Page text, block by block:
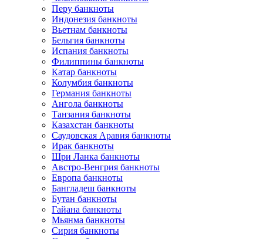
Перу банкноты
Индонезия банкноты
Вьетнам банкноты
Бельгия банкноты
Испания банкноты
Филиппины банкноты
Катар банкноты
Колумбия банкноты
Германия банкноты
Ангола банкноты
Танзания банкноты
Казахстан банкноты
Саудовская Аравия банкноты
Ирак банкноты
Шри Ланка банкноты
Австро-Венгрия банкноты
Европа банкноты
Бангладеш банкноты
Бутан банкноты
Гайана банкноты
Мьянма банкноты
Сирия банкноты